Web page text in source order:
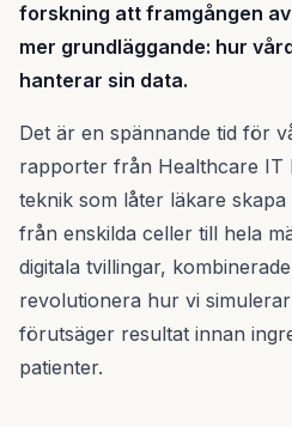
forskning att framgången
mer grundläggande: hur
hanterar sin data.
Det är en spännande tid för
rapporter från Healthcare IT
teknik som låter läkare
från enskilda celler till hela
digitala tvillingar,
revolutionera hur vi
förutsäger resultat innan
patienter.